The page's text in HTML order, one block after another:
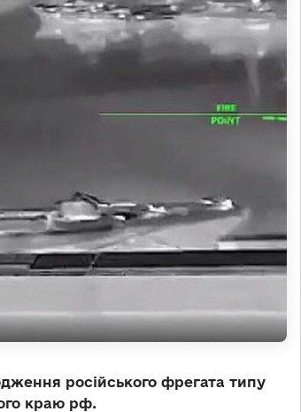
російського фрегата типу
краю рф.